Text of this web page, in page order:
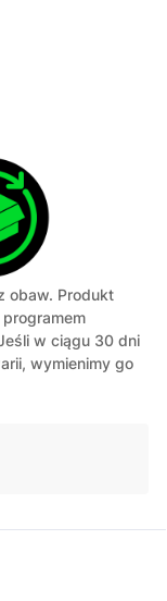
obaw. Produkt
w ciągu 30 dni
wymienimy go